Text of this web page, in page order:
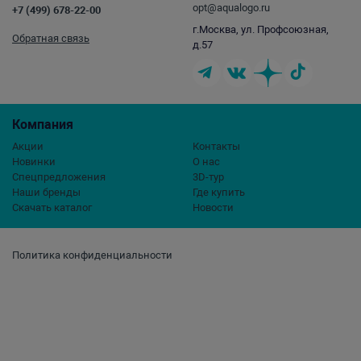
Политика конфиденциальности
Компания
Акции
Новинки
Спецпредложения
Наши бренды
Скачать каталог
Контакты
О нас
3D-тур
Где купить
Новости
+7 (499) 678-22-00
Обратная связь
opt@aqualogo.ru
г.Москва, ул. Профсоюзная,
д.57